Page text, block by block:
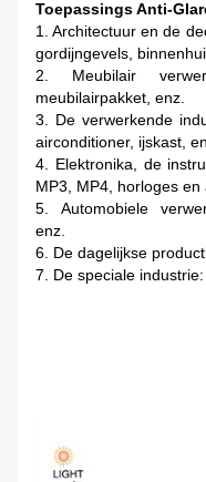
Toepassings Anti-
1. Architectuur en de
gordijngevels,
2. Meubilair
meubilairpakket, enz.
3. De verwerkende
airconditioner, ijskast,
4. Elektronika, de
MP3, MP4, horloges
5. Automobiele
enz.
6. De dagelijkse
7. De speciale